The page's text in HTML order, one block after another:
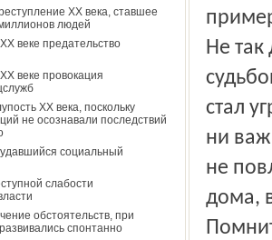
ХХ века, ставшее
людей
веке предательство
веке провокация
ХХ века, поскольку
не осознавали последствий
социальный
слабости
обстоятельств, при
спонтанно
Не
стал
ни
не
дома,